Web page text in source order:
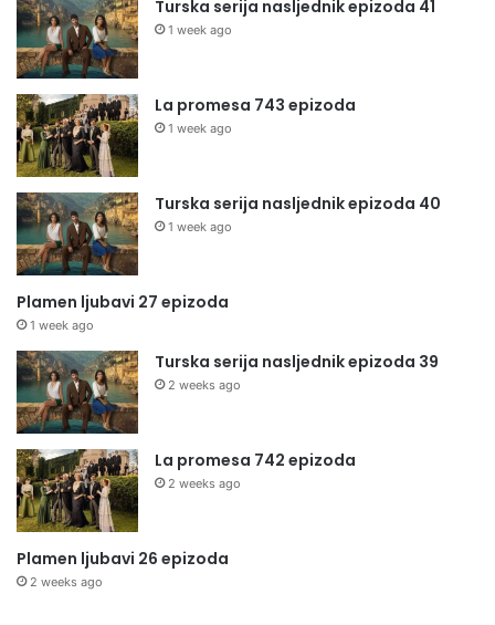
Turska serija nasljednik epizoda 41
1 week ago
La promesa 743 epizoda
1 week ago
Turska serija nasljednik epizoda 40
1 week ago
Plamen ljubavi 27 epizoda
1 week ago
Turska serija nasljednik epizoda 39
2 weeks ago
La promesa 742 epizoda
2 weeks ago
Plamen ljubavi 26 epizoda
2 weeks ago